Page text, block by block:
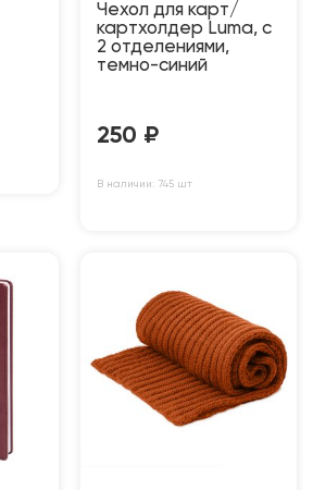
Чехол для карт/
картхолдер Luma, с
2 отделениями,
темно-синий
250 ₽
В наличии: 745 шт